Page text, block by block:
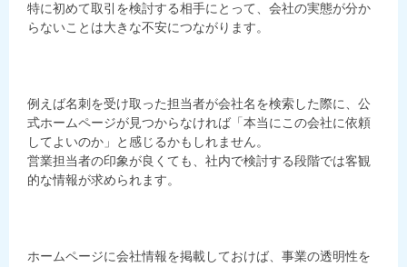
特に初めて取引を検討する相手にとって、会社の実態が分か
らないことは大きな不安につながります。
例えば名刺を受け取った担当者が会社名を検索した際に、公
式ホームページが見つからなければ「本当にこの会社に依頼
してよいのか」と感じるかもしれません。
営業担当者の印象が良くても、社内で検討する段階では客観
的な情報が求められます。
ホームページに会社情報を掲載しておけば、事業の透明性を